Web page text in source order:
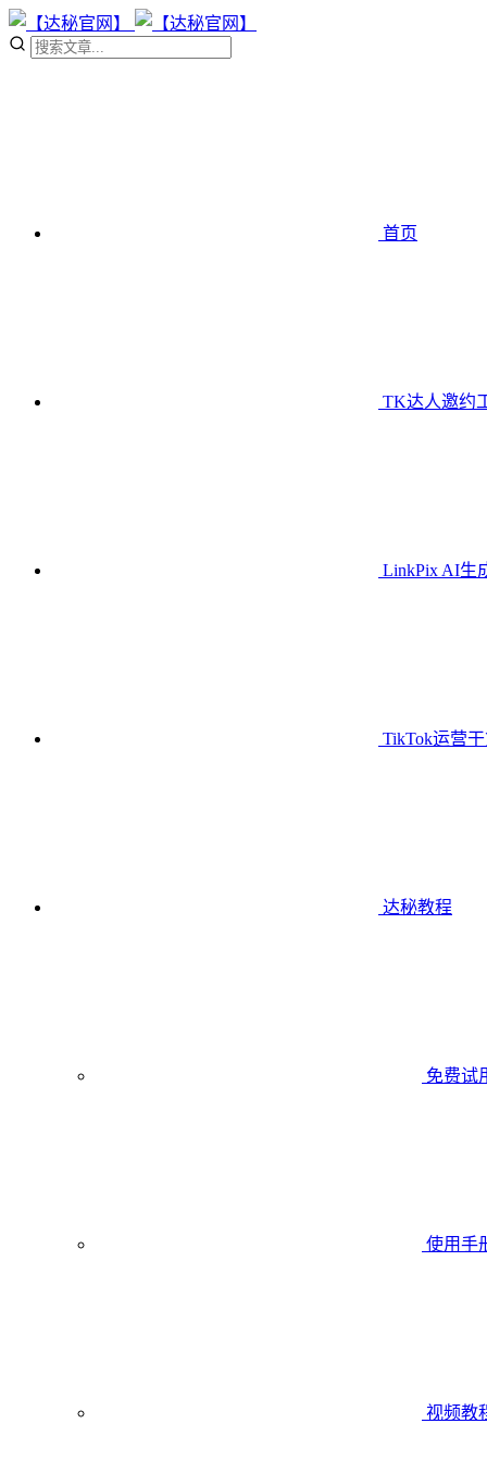
首页
TK达人邀约
LinkPix AI生
TikTok运营
达秘教程
免费试
使用手
视频教